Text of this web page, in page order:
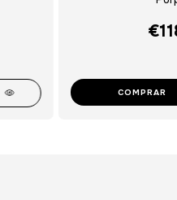
COMPRAR